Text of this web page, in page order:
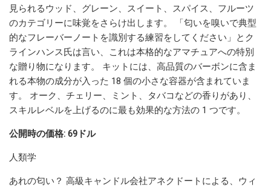
見られるウッド、グレーン、スイート、スパイス、フルーツ
のカテゴリーに味覚をさらけ出します。 「匂いを嗅いで典型
的なフレーバーノートを識別する練習をしてください」とク
ラインハンス氏は言い、これは本格的なアマチュアへの特別
な贈り物になります。 キットには、高品質のバーボンに含ま
れる本物の成分が入った 18 個の小さな容器が含まれていま
す。 オーク、チェリー、ミント、タバコなどの香りがあり、
スキルレベルを上げるのに最も効果的な方法の 1 つです。
公開時の価格: 69ドル
人類学
あれの匂い？ 高級キャンドル会社アネクドートによる、ウィ